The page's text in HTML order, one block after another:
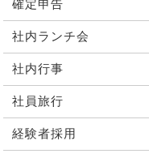
確定申告
社内ランチ会
社内行事
社員旅行
経験者採用